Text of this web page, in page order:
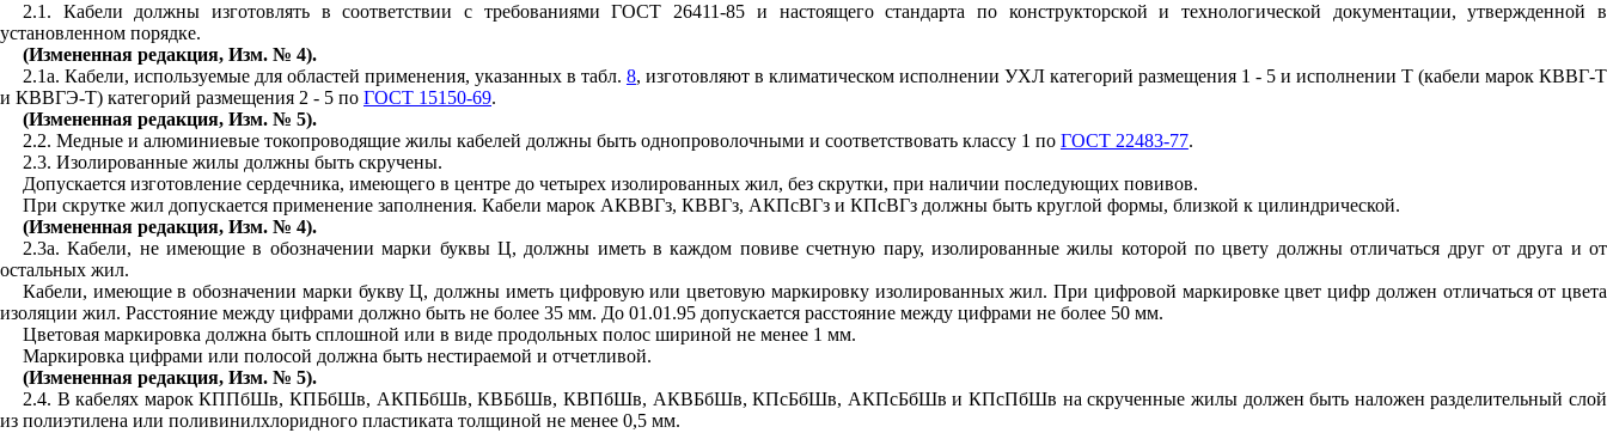
2.1 . Кабели должны изготовлять в соответствии с требованиямиГОСТ 26411-85 и настоящего стандарта по конструкторской и технологической документации, утвержденной в
установленном порядке.
(Измененная редакция, Изм. № 4).
2.1а. Кабели, используемые для областей применения, указанных в табл. 8, изготовляют в климатическом исполнении УХЛ категорий размещения 1 - 5 и исполнении Т (кабели марок КВВГ-Т
и КВВГЭ-Т) категорий размещения 2 - 5 по ГОСТ 15150-69.
(Измененная редакция, Изм. № 5).
2.2. Медные и алюминиевые токопроводящие жилы кабелей должны быть однопроволочными и соответствовать классу 1 по ГОСТ 22483-77.
2.3. Изолированные жилы должны быть скручены.
Допускается изготовление сердечника, имеющего в центре до четырех изолированных жил, без скрутки, при наличии последующих повивов.
При скрутке жил допускается применение заполнения. Кабели марок АКВВГз, КВВГз, АКПсВГз и КПсВГз должны быть круглой формы, близкой к цилиндрической.
(Измененная редакция, Изм. № 4).
2.3а. Кабели, не имеющие в обозначении марки буквы Ц, должны иметь в каждом повиве счетную пару, изолированные жилы которой по цвету должны отличаться друг от друга и от
остальных жил.
Кабели, имеющие в обозначении марки букву Ц, должны иметь цифровую или цветовую маркировку изолированных жил. При цифровой маркировке цвет цифр должен отличаться от цвета
изоляции жил. Расстояние между цифрами должно быть не более 35 мм. До 01.01.95 допускается расстояние между цифрами не более 50 мм.
Цветовая маркировка должна быть сплошной или в виде продольных полос шириной не менее 1 мм.
Маркировка цифрами или полосой должна быть нестираемой и отчетливой.
(Измененная редакция, Изм. № 5).
2.4. В кабелях марок КППбШв, КПБбШв, АКПБбШв, КВБбШв, КВПбШв, АКВБбШв, КПсБбШв, АКПсБбШв и КПсПбШв на скрученные жилы должен быть наложен разделительный слой
из полиэтилена или поливинилхлоридного пластиката толщиной не менее 0,5 мм.